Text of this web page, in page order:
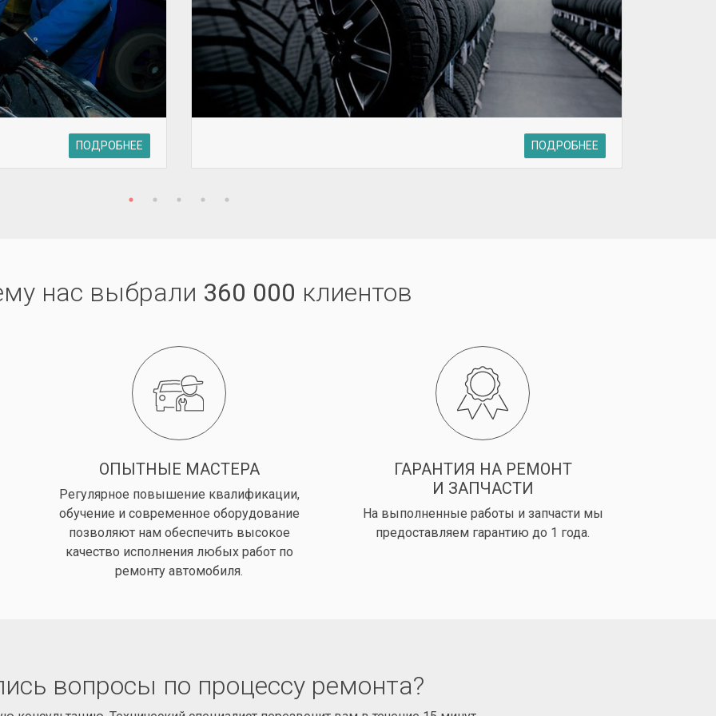
ПОДРОБНЕЕ ПОДРОБНЕЕ
нас выбрали 360 000 клиентов
ОПЫТНЫЕ МАСТЕРА
Регулярное повышение квалификации,
обучение и современное оборудование
позволяют нам обеспечить высокое
качество исполнения любых работ по
ремонту автомобиля.
ГАРАНТИЯ НА РЕМОНТ
И ЗАПЧАСТИ
На выполненные работы и запчасти мы
предоставляем гарантию до 1 года.
вопросы по процессу ремонта?